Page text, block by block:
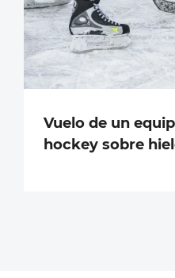
Vuelo de un
hockey sobre